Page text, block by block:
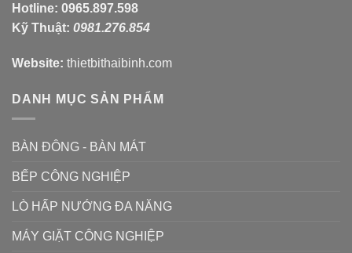
Hotline: 0965.897.598
Kỹ Thuật: 0981.276.854
Website: thietbithaibinh.com
DANH MỤC SẢN PHẨM
BÀN ĐÔNG - BÀN MÁT
BẾP CÔNG NGHIỆP
LÒ HẤP NƯỚNG ĐA NĂNG
MÁY GIẶT CÔNG NGHIỆP